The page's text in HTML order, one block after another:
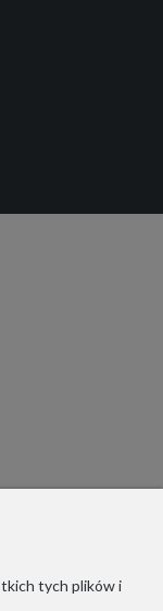
tych plików i